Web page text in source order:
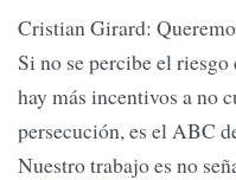
Cristian Girard:
Si no se percibe el
hay más incentivos a no
persecución, es el ABC
Nuestro trabajo es no